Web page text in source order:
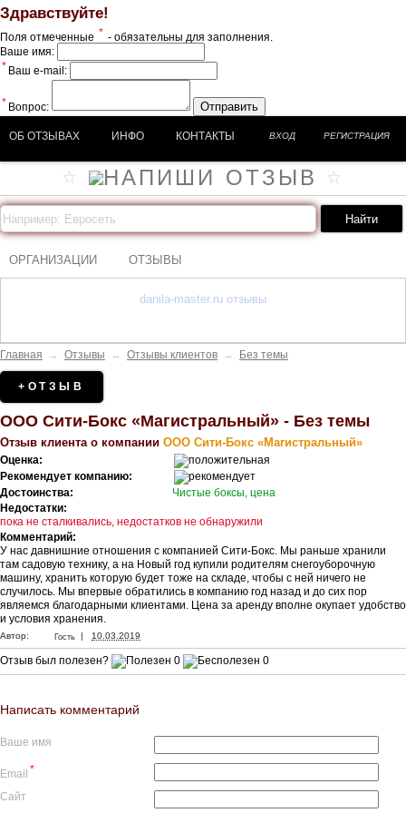
Здравствуйте!
Поля отмеченные * - обязательны для заполнения.
Ваше имя:
* Ваш e-mail:
* Вопрос: Отправить
ОБ ОТЗЫВАХ ИНФО КОНТАКТЫ ВХОД РЕГИСТРАЦИЯ
ОРГАНИЗАЦИИ ОТЗЫВЫ
danila-master.ru отзывы
Главная → Отзывы → Отзывы клиентов → Без темы
+ОТЗЫВ
ООО Сити-Бокс «Магистральный» - Без темы
Отзыв клиента о компании ООО Сити-Бокс «Магистральный»
Оценка:
Рекомендует компанию:
Достоинства:
Чистые боксы, цена
Недостатки:
пока не сталкивались, недостатков не обнаружили
Комментарий:
У нас давнишние отношения с компанией Сити-Бокс. Мы раньше хранили
там садовую технику, а на Новый год купили родителям снегоуборочную
машину, хранить которую будет тоже на складе, чтобы с ней ничего не
случилось. Мы впервые обратились в компанию год назад и до сих пор
являемся благодарными клиентами. Цена за аренду вполне окупает удобство
и условия хранения.
Автор: Гость | 10.03.2019
Отзыв был полезен? 0 0
Написать комментарий
Ваше имя
Email *
Сайт